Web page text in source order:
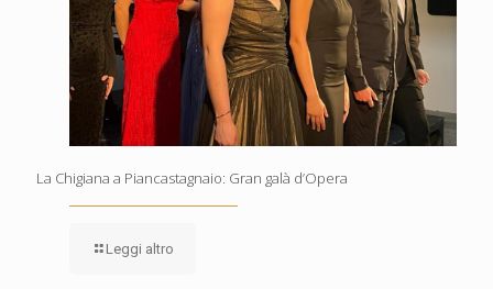
La Chigiana a Piancastagnaio: Gran galà d’Opera
Leggi altro